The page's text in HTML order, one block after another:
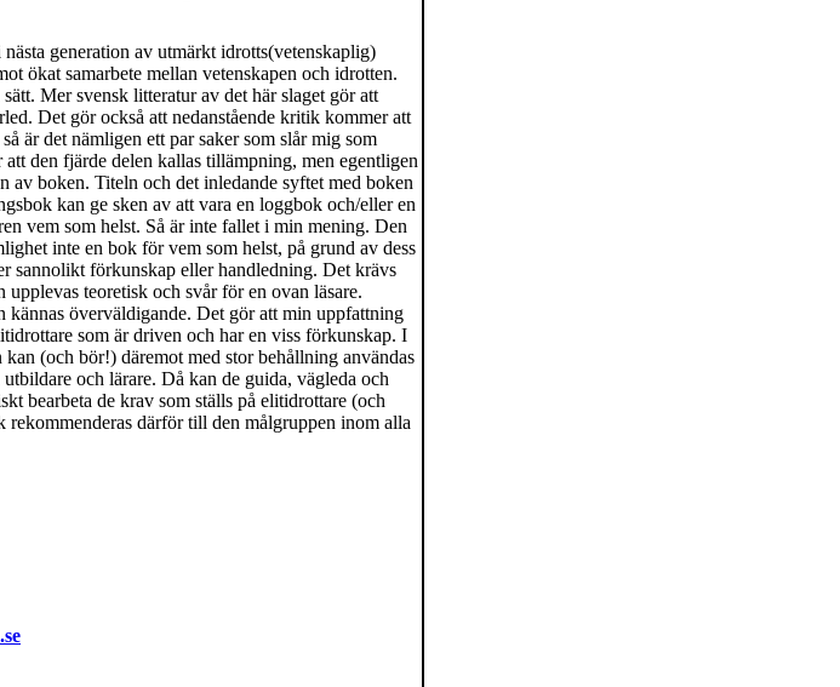
generation av utmärkt idrotts(vetenskaplig)
ökat samarbete mellan vetenskapen och idrotten.
Mer svensk litteratur av det här slaget gör att
Det gör också att nedanstående kritik kommer att
är det nämligen ett par saker som slår mig som
den fjärde delen kallas tillämpning, men egentligen
av boken. Titeln och det inledande syftet med boken
kan ge sken av att vara en loggbok och/eller en
vem som helst. Så är inte fallet i min mening. Den
inte en bok för vem som helst, på grund av dess
sannolikt förkunskap eller handledning. Det krävs
teoretisk och svår för en ovan läsare.
överväldigande. Det gör att min uppfattning
som är driven och har en viss förkunskap. I
(och bör!) däremot med stor behållning användas
och lärare. Då kan de guida, vägleda och
bearbeta de krav som ställs på elitidrottare (och
rekommenderas därför till den målgruppen inom alla